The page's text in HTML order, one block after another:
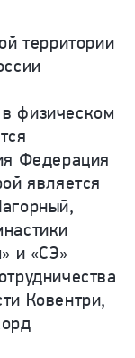
территории
физическом
Федерация
является
и «СЭ»
Ковентри,